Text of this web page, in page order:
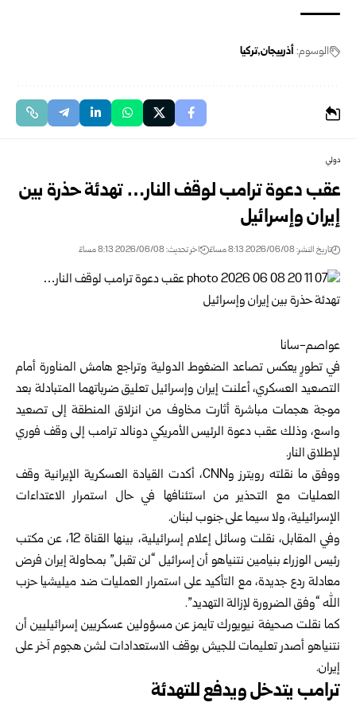
الوسوم: أذربيجان تركيا
دولي
عقب دعوة ترامب لوقف النار… تهدئة حذرة بين
إيران وإسرائيل
تاريخ النشر: 2026/06/08 8:13 مساءً اخر تحديث: 2026/06/08 8:13 مساءً
عواصم-سانا
في تطورٍ يعكس تصاعد الضغوط الدولية وتراجع هامش المناورة أمام
التصعيد العسكري، أعلنت إيران وإسرائيل تعليق ضرباتهما المتبادلة بعد
موجة هجمات مباشرة أثارت مخاوف من انزلاق المنطقة إلى تصعيد
واسع، وذلك عقب دعوة الرئيس الأمريكي دونالد ترامب إلى وقف فوري
لإطلاق النار.
ووفق ما نقلته رويترز وCNN، أكدت القيادة العسكرية الإيرانية وقف
العمليات مع التحذير من استئنافها في حال استمرار الاعتداءات
الإسرائيلية، ولا سيما على جنوب لبنان.
وفي المقابل، نقلت وسائل إعلام إسرائيلية، بينها القناة 12، عن مكتب
رئيس الوزراء بنيامين نتنياهو أن إسرائيل “لن تقبل” بمحاولة إيران فرض
معادلة ردع جديدة، مع التأكيد على استمرار العمليات ضد ميليشيا حزب
الله “وفق الضرورة لإزالة التهديد”.
كما نقلت صحيفة نيويورك تايمز عن مسؤولين عسكريين إسرائيليين أن
نتنياهو أصدر تعليمات للجيش بوقف الاستعدادات لشن هجوم آخر على
إيران.
ترامب يتدخل ويدفع للتهدئة